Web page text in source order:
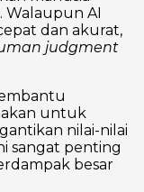
Walaupun AI
dan akurat,
judgment
untuk
nilai-nilai
sangat penting
besar